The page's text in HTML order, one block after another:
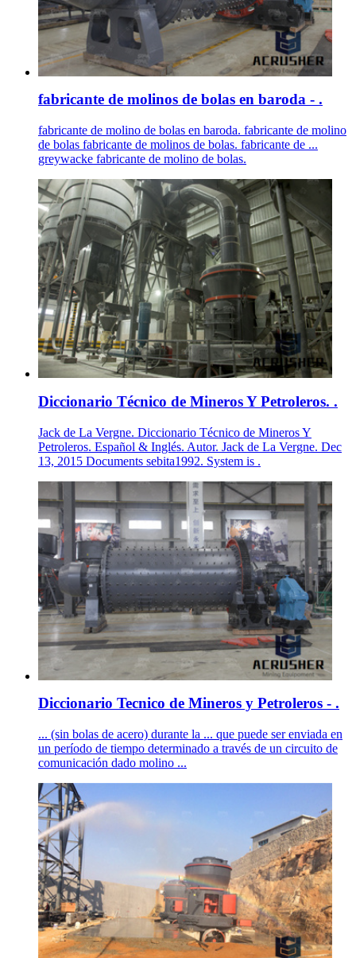
fabricante de molinos de bolas en baroda - .
fabricante de molino de bolas en baroda. fabricante de molino
de bolas fabricante de molinos de bolas. fabricante de ...
greywacke fabricante de molino de bolas.
Diccionario Técnico de Mineros Y Petroleros. .
Jack de La Vergne. Diccionario Técnico de Mineros Y
Petroleros. Español & Inglés. Autor. Jack de La Vergne. Dec
13, 2015 Documents sebita1992. System is .
Diccionario Tecnico de Mineros y Petroleros - .
... (sin bolas de acero) durante la ... que puede ser enviada en
un período de tiempo determinado a través de un circuito de
comunicación dado molino ...